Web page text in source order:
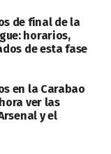
de final de la
horarios,
de esta fase
en la Carabao
ver las
y el